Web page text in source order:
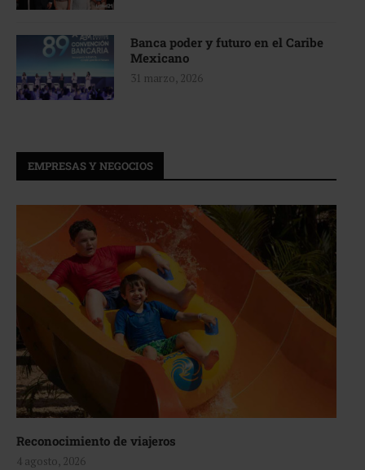
Banca poder y futuro en el Caribe
Mexicano
31 marzo, 2026
EMPRESAS Y NEGOCIOS
Reconocimiento de viajeros
4 agosto, 2026